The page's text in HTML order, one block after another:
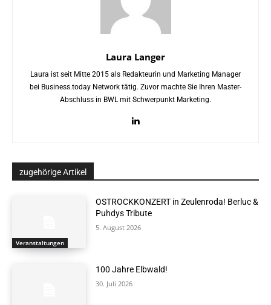
Laura Langer
Laura ist seit Mitte 2015 als Redakteurin und Marketing Manager
bei Business.today Network tätig. Zuvor machte Sie Ihren Master-
Abschluss in BWL mit Schwerpunkt Marketing.
zugehörige Artikel
Veranstaltungen
OSTROCKKONZERT in Zeulenroda! Berluc &
Puhdys Tribute
5. August 2026
100 Jahre Elbwald!
30. Juli 2026